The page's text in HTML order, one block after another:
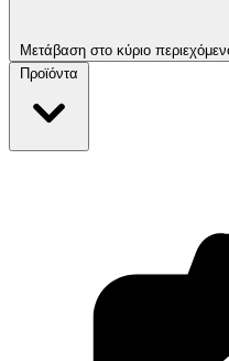
Μετάβαση στο κύριο
Προϊόντα